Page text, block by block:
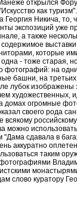
открылся
как
Георгия Никича, то,
экспозиций уже
а также
которые
- тоже старая,
фотографий: на
башни, на
лубок
домах огромные
своего рода
всякому
можно
"Дама сдавала в
аккуратно
таким
слово куратору